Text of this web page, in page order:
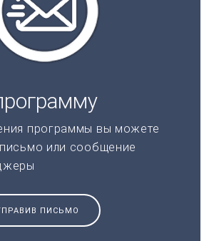
программы вы можете
или сообщение
ПИСЬМО